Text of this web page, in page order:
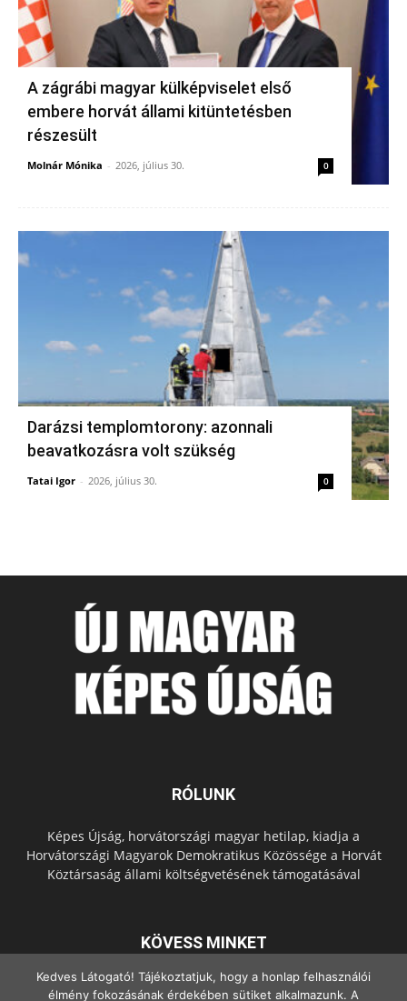
A zágrábi magyar külképviselet első
embere horvát állami kitüntetésben
részesült
Molnár Mónika - 2026, július 30. 0
Darázsi templomtorony: azonnali
beavatkozásra volt szükség
Tatai Igor - 2026, július 30. 0
RÓLUNK
Képes Újság, horvátországi magyar hetilap, kiadja a
Horvátországi Magyarok Demokratikus Közössége a Horvát
Köztársaság állami költségvetésének támogatásával
KÖVESS MINKET
Kedves Látogató! Tájékoztatjuk, hogy a honlap felhasználói
élmény fokozásának érdekében sütiket alkalmazunk. A